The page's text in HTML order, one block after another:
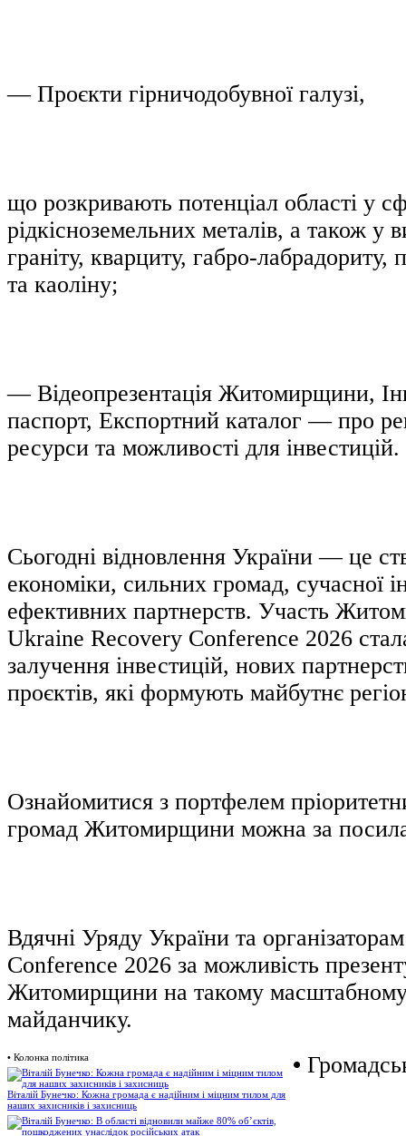
— Проєкти гірничодобувної галузі,
що розкривають потенціал області у
рідкісноземельних металів, а також у
граніту, кварциту, габро-лабрадориту,
та каоліну;
— Відеопрезентація Житомирщини,
паспорт, Експортний каталог — про
ресурси та можливості для інвестицій.
Сьогодні відновлення України — це
економіки, сильних громад, сучасної
ефективних партнерств. Участь
Ukraine Recovery Conference 2026
залучення інвестицій, нових
проєктів, які формують майбутнє
Ознайомитися з портфелем
громад Житомирщини можна за
Вдячні Уряду України та
Conference 2026 за можливість
Житомирщини на такому
майданчику.
• Колонка політика
Віталій Бунечко: Кожна громада є надійним і міцним тилом для
наших захисників і захисниць
•